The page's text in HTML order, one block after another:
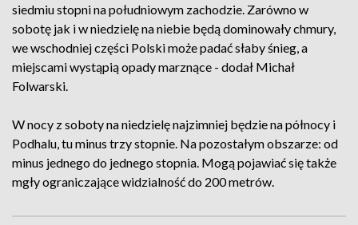
siedmiu stopni na południowym zachodzie. Zarówno w
sobotę jak i w niedzielę na niebie będą dominowały chmury,
we wschodniej części Polski może padać słaby śnieg, a
miejscami wystąpią opady marznące - dodał Michał
Folwarski.
W nocy z soboty na niedzielę najzimniej będzie na północy i
Podhalu, tu minus trzy stopnie. Na pozostałym obszarze: od
minus jednego do jednego stopnia. Mogą pojawiać się także
mgły ograniczające widzialność do 200 metrów.